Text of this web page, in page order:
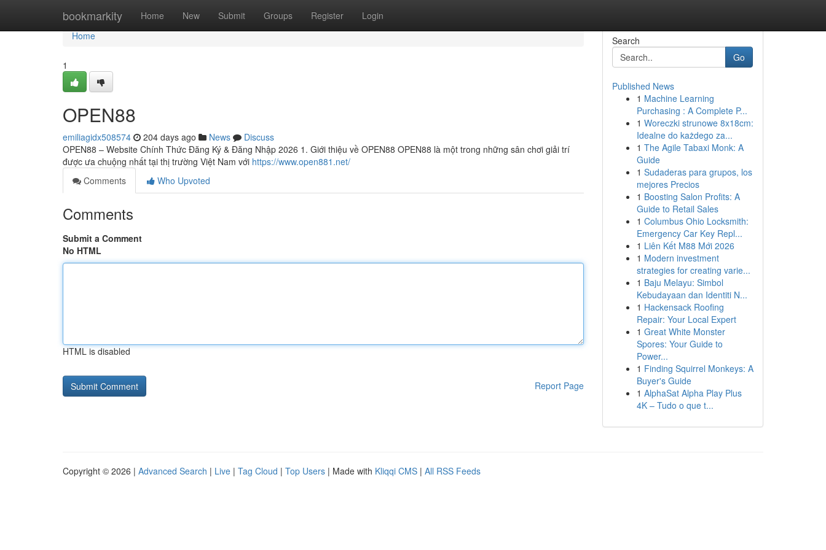
bookmarkity Home New Submit Groups Register Login
Home
Home
1
OPEN88
emiliagidx508574 204 days ago News
Discuss
OPEN88 – Website Chính Thức Đăng Ký & Đăng Nhập 2026 1. Giới thiệu về OPEN88 OPEN88 là một trong những sân chơi giải trí
được ưa chuộng nhất tại thị trường Việt Nam với https://www.open881.net/
Comments
Who Upvoted
Comments
Submit a Comment
No HTML
HTML is disabled
Report Page
Search
Go
Published News
1 Machine Learning
Purchasing : A Complete P...
1 Woreczki strunowe 8x18cm:
Idealne do każdego za...
1 The Agile Tabaxi Monk: A
Guide
1 Sudaderas para grupos, los
mejores Precios
1 Boosting Salon Profits: A
Guide to Retail Sales
1 Columbus Ohio Locksmith:
Emergency Car Key Repl...
1 Liên Kết M88 Mới 2026
1 Modern investment
strategies for creating varie...
1 Baju Melayu: Simbol
Kebudayaan dan Identiti N...
1 Hackensack Roofing
Repair: Your Local Expert
1 Great White Monster
Spores: Your Guide to
Power...
1 Finding Squirrel Monkeys: A
Buyer's Guide
1 AlphaSat Alpha Play Plus
4K – Tudo o que t...
Copyright © 2026 | Advanced Search | Live | Tag Cloud | Top Users | Made with Kliqqi CMS | All RSS Feeds